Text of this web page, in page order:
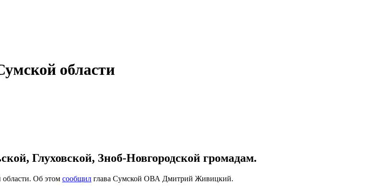
области
Глуховской, Зноб-Новгородской громадам.
области. Об этом сообщил глава Сумской ОВА Дмитрий Живицкий.